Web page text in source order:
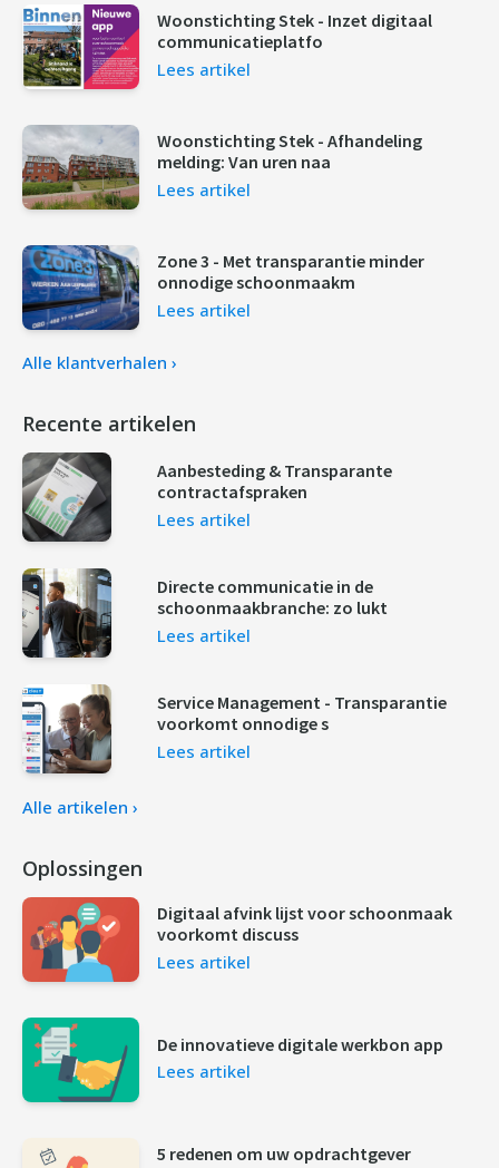
Woonstichting Stek - Inzet digitaal
communicatieplatfo
Lees artikel
Woonstichting Stek - Afhandeling
melding: Van uren naa
Lees artikel
Zone 3 - Met transparantie minder
onnodige schoonmaakm
Lees artikel
Alle klantverhalen ›
Recente artikelen
Aanbesteding & Transparante
contractafspraken
Lees artikel
Directe communicatie in de
schoonmaakbranche: zo lukt
Lees artikel
Service Management - Transparantie
voorkomt onnodige s
Lees artikel
Alle artikelen ›
Oplossingen
Digitaal afvink lijst voor schoonmaak
voorkomt discuss
Lees artikel
De innovatieve digitale werkbon app
Lees artikel
5 redenen om uw opdrachtgever